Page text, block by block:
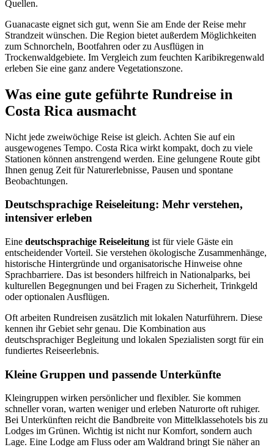
Quellen.
Guanacaste eignet sich gut, wenn Sie am Ende der Reise mehr
Strandzeit wünschen. Die Region bietet außerdem Möglichkeiten
zum Schnorcheln, Bootfahren oder zu Ausflügen in
Trockenwaldgebiete. Im Vergleich zum feuchten Karibikregenwald
erleben Sie eine ganz andere Vegetationszone.
Was eine gute geführte Rundreise in
Costa Rica ausmacht
Nicht jede zweiwöchige Reise ist gleich. Achten Sie auf ein
ausgewogenes Tempo. Costa Rica wirkt kompakt, doch zu viele
Stationen können anstrengend werden. Eine gelungene Route gibt
Ihnen genug Zeit für Naturerlebnisse, Pausen und spontane
Beobachtungen.
Deutschsprachige Reiseleitung: Mehr verstehen,
intensiver erleben
Eine deutschsprachige Reiseleitung ist für viele Gäste ein
entscheidender Vorteil. Sie verstehen ökologische Zusammenhänge,
historische Hintergründe und organisatorische Hinweise ohne
Sprachbarriere. Das ist besonders hilfreich in Nationalparks, bei
kulturellen Begegnungen und bei Fragen zu Sicherheit, Trinkgeld
oder optionalen Ausflügen.
Oft arbeiten Rundreisen zusätzlich mit lokalen Naturführern. Diese
kennen ihr Gebiet sehr genau. Die Kombination aus
deutschsprachiger Begleitung und lokalen Spezialisten sorgt für ein
fundiertes Reiseerlebnis.
Kleine Gruppen und passende Unterkünfte
Kleingruppen wirken persönlicher und flexibler. Sie kommen
schneller voran, warten weniger und erleben Naturorte oft ruhiger.
Bei Unterkünften reicht die Bandbreite von Mittelklassehotels bis zu
Lodges im Grünen. Wichtig ist nicht nur Komfort, sondern auch
Lage. Eine Lodge am Fluss oder am Waldrand bringt Sie näher an